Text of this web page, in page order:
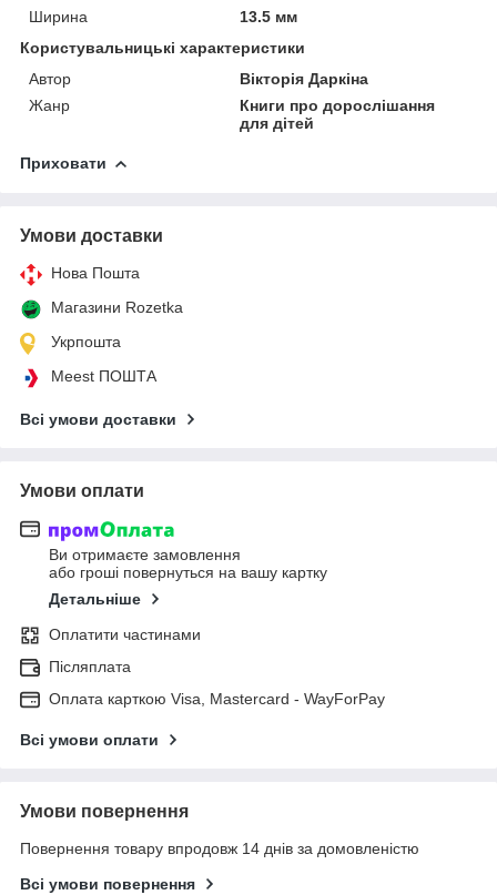
Ширина
13.5 мм
Користувальницькі характеристики
Автор
Вікторія Даркіна
Жанр
Книги про дорослішання
для дітей
Приховати
Умови доставки
Нова Пошта
Магазини Rozetka
Укрпошта
Meest ПОШТА
Всі умови доставки
Умови оплати
Ви отримаєте замовлення
або гроші повернуться на вашу картку
Детальніше
Оплатити частинами
Післяплата
Оплата карткою Visa, Mastercard - WayForPay
Всі умови оплати
Умови повернення
Повернення товару впродовж 14 днів за домовленістю
Всі умови повернення